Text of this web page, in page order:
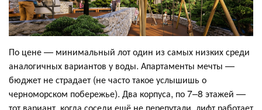
По цене — минимальный лот один из самых низких среди
аналогичных вариантов у воды. Апартаменты мечты —
бюджет не страдает (не часто такое услышишь о
черноморском побережье). Два корпуса, по 7–8 этажей —
тот вариант, когда соседи ещё не перепутали, лифт работает